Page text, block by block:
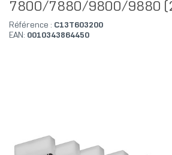
7800/7880/9800/9880
Référence : C13T603200
EAN: 0010343864450